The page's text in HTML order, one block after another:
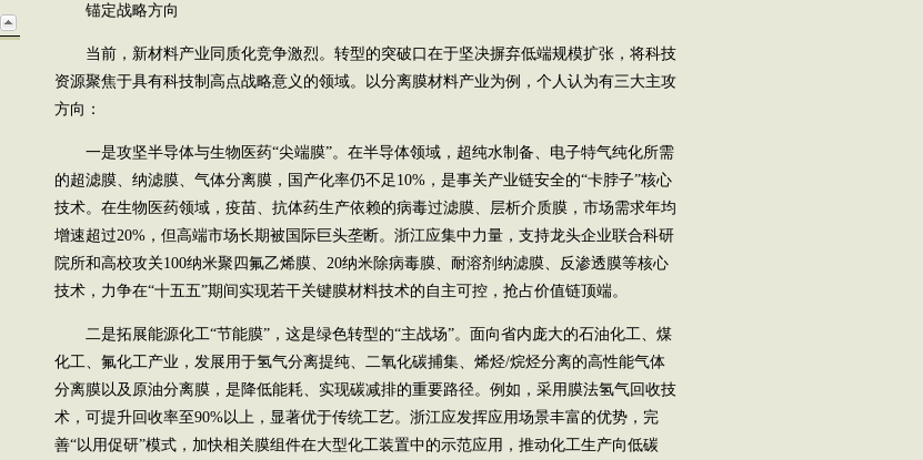
锚定战略方向
当前，新材料产业同质化竞争激烈。转型的突破口在于坚决摒弃低端规模扩张，将科技
资源聚焦于具有科技制高点战略意义的领域。以分离膜材料产业为例，个人认为有三大主攻
方向：
一是攻坚半导体与生物医药“尖端膜”。在半导体领域，超纯水制备、电子特气纯化所需
的超滤膜、纳滤膜、气体分离膜，国产化率仍不足10%，是事关产业链安全的“卡脖子”核心
技术。在生物医药领域，疫苗、抗体药生产依赖的病毒过滤膜、层析介质膜，市场需求年均
增速超过20%，但高端市场长期被国际巨头垄断。浙江应集中力量，支持龙头企业联合科研
院所和高校攻关100纳米聚四氟乙烯膜、20纳米除病毒膜、耐溶剂纳滤膜、反渗透膜等核心
技术，力争在“十五五”期间实现若干关键膜材料技术的自主可控，抢占价值链顶端。
二是拓展能源化工“节能膜”，这是绿色转型的“主战场”。面向省内庞大的石油化工、煤
化工、氟化工产业，发展用于氢气分离提纯、二氧化碳捕集、烯烃/烷烃分离的高性能气体
分离膜以及原油分离膜，是降低能耗、实现碳减排的重要路径。例如，采用膜法氢气回收技
术，可提升回收率至90%以上，显著优于传统工艺。浙江应发挥应用场景丰富的优势，完
善“以用促研”模式，加快相关膜组件在大型化工装置中的示范应用，推动化工生产向低碳